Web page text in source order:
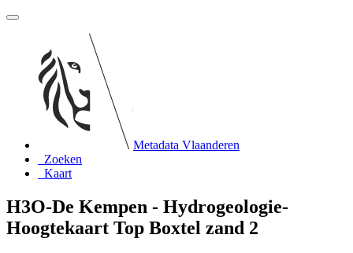
Metadata Vlaanderen
Zoeken
Kaart
H3O-De Kempen - Hydrogeologie-
Hoogtekaart Top Boxtel zand 2